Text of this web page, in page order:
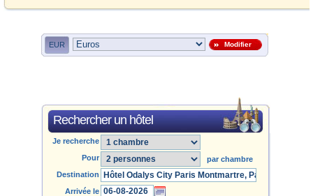
EUR Modifier
Rechercher un hôtel
Je recherche
Pour
par chambre
Destination
Arrivée le